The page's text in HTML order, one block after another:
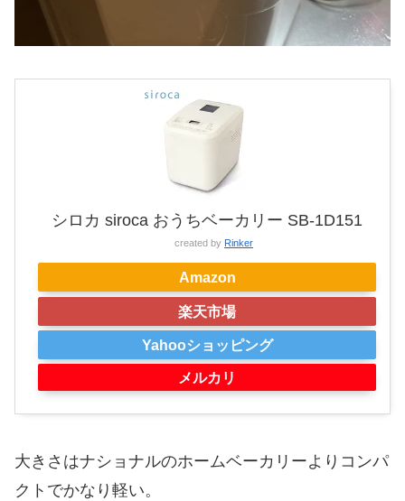
シロカ siroca おうちベーカリー SB-1D151
created by Rinker
Amazon
楽天市場
Yahooショッピング
メルカリ
大きさはナショナルのホームベーカリーよりコンパ
クトでかなり軽い。